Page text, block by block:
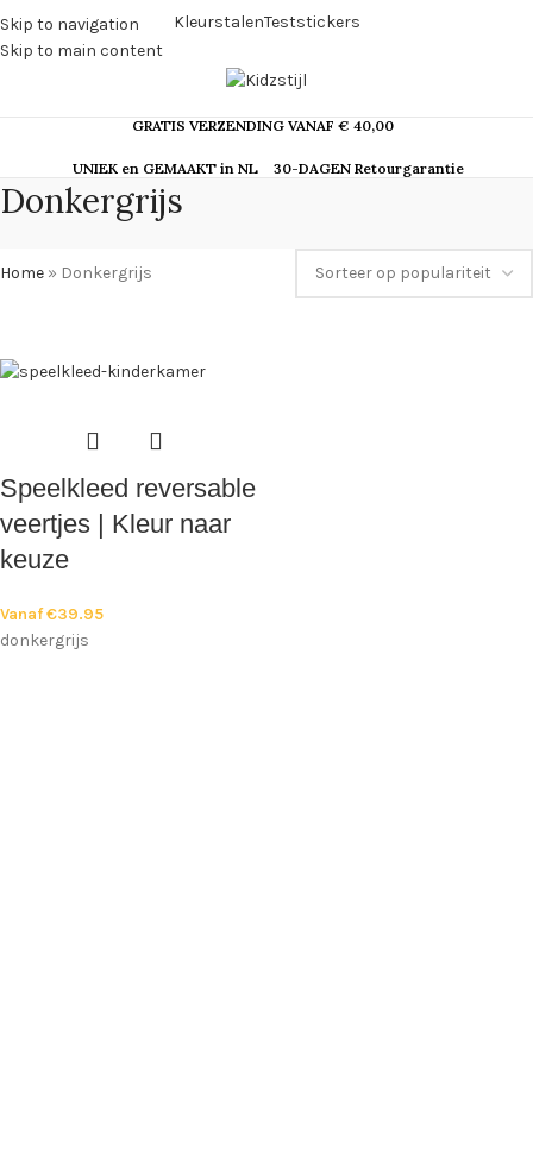
Skip to navigation
Skip to main content
KleurstalenTeststickers
GRATIS VERZENDING VANAF € 40,00
UNIEK en GEMAAKT in NL 30-DAGEN Retourgarantie
Donkergrijs
Home » Donkergrijs
Speelkleed reversable
veertjes | Kleur naar
keuze
Vanaf€39.95
donkergrijs